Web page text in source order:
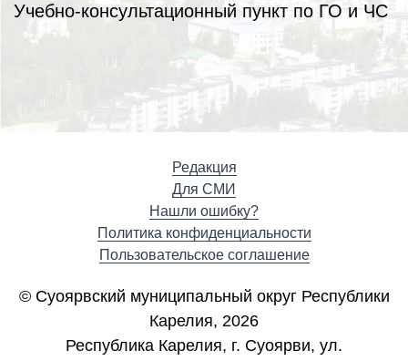
Учебно-консультационный пункт по ГО и ЧС
Редакция
Для СМИ
Нашли ошибку?
Политика конфиденциальности
Пользовательское соглашение
© Суоярвский муниципальный округ Республики
Карелия, 2026
Республика Карелия, г. Cуоярви, ул.